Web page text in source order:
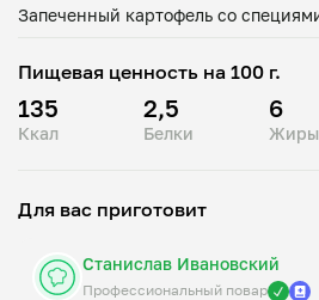
Пищевая ценность на 100 г.
135
Ккал
2,5
Белки
6
Жиры
Для вас приготовит
Станислав Ивановский
Профессиональный повар